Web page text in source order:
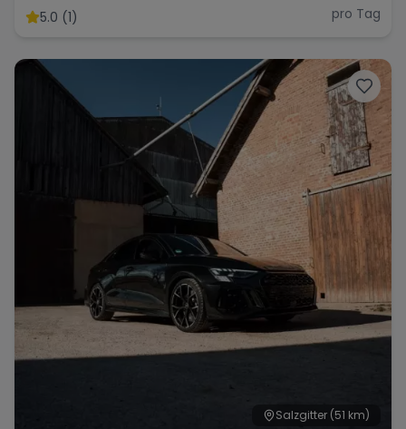
Range Rover
OPTIK
5.0 (1) pro Tag
Salzgitter (51 km)